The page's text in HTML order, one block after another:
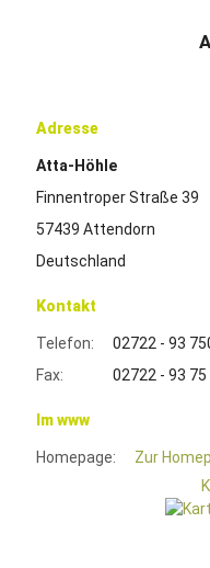
Adresse
Atta-Höhle
Finnentroper Straße 39
57439 Attendorn
Deutschland
Kontakt
Telefon:
02722 - 93
Fax:
02722 - 93 75
Im www
Homepage:
Zur